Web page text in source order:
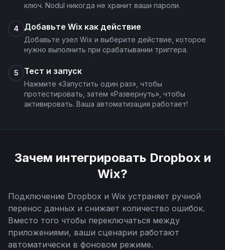
ключ. Nodul никогда не хранит ваши пароли.
4 Добавьте Wix как действие
Добавьте узел Wix и выберите действие, которое
нужно выполнить при срабатывании триггера.
5 Тест и запуск
Нажмите «Запустить один раз», чтобы
протестировать, затем «Развернуть», чтобы
активировать. Ваша автоматизация работает!
Зачем интегрировать Dropbox и
Wix?
Подключение Dropbox и Wix устраняет ручной
перенос данных и снижает количество ошибок.
Вместо того чтобы переключаться между
приложениями, ваши сценарии работают
автоматически в фоновом режиме.